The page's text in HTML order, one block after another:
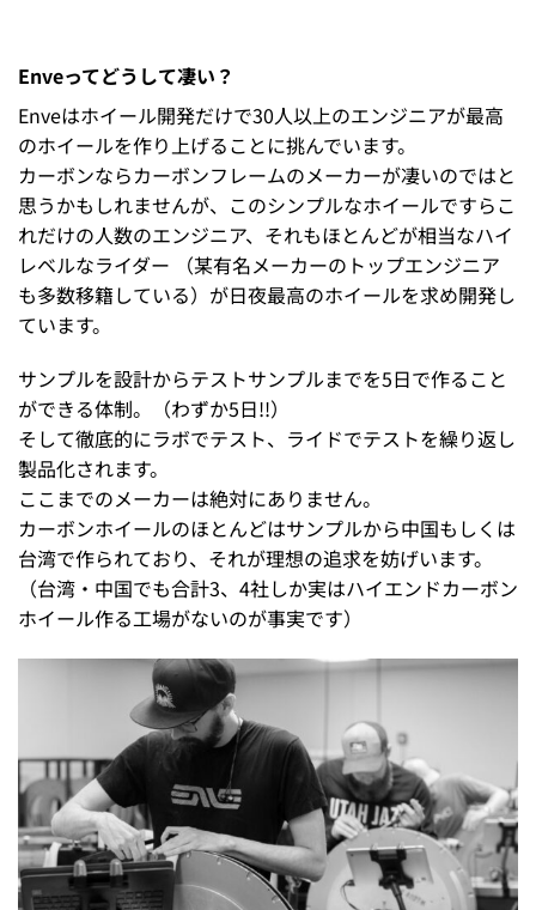
Enveってどうして凄い？
Enveはホイール開発だけで30人以上のエンジニアが最高
のホイールを作り上げることに挑んでいます。
カーボンならカーボンフレームのメーカーが凄いのではと
思うかもしれませんが、このシンプルなホイールですらこ
れだけの人数のエンジニア、それもほとんどが相当なハイ
レベルなライダー （某有名メーカーのトップエンジニア
も多数移籍している）が日夜最高のホイールを求め開発し
ています。
サンプルを設計からテストサンプルまでを5日で作ること
ができる体制。（わずか5日!!）
そして徹底的にラボでテスト、ライドでテストを繰り返し
製品化されます。
ここまでのメーカーは絶対にありません。
カーボンホイールのほとんどはサンプルから中国もしくは
台湾で作られており、それが理想の追求を妨げいます。
（台湾・中国でも合計3、4社しか実はハイエンドカーボン
ホイール作る工場がないのが事実です）